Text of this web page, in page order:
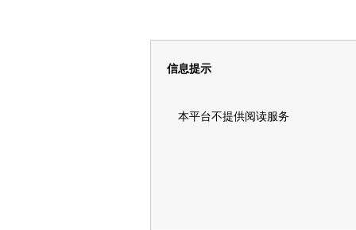
信息提示
本平台不提供阅读服务